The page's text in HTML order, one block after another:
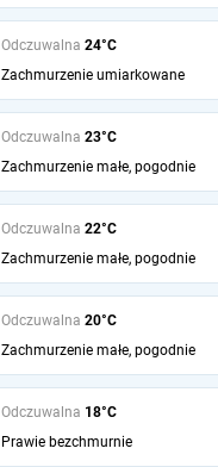
Odczuwalna 24°C
Zachmurzenie umiarkowane
Odczuwalna 23°C
Zachmurzenie małe, pogodnie
Odczuwalna 22°C
Zachmurzenie małe, pogodnie
Odczuwalna 20°C
Zachmurzenie małe, pogodnie
Odczuwalna 18°C
Prawie bezchmurnie